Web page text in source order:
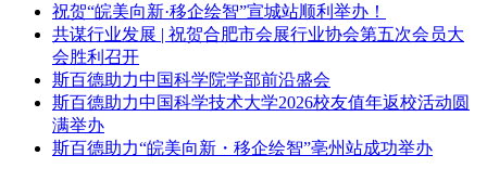
祝贺“皖美向新·移企绘智”宣城站顺利举办！
共谋行业发展 | 祝贺合肥市会展行业协会第五次会员大
会胜利召开
斯百德助力中国科学院学部前沿盛会
斯百德助力中国科学技术大学2026校友值年返校活动圆
满举办
斯百德助力“皖美向新・移企绘智”亳州站成功举办